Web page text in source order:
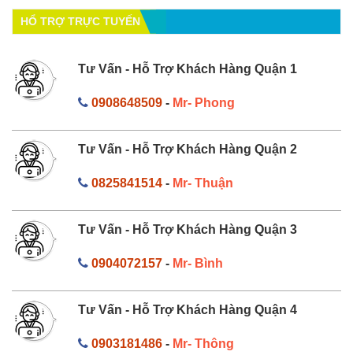
HỔ TRỢ TRỰC TUYẾN
Tư Vấn - Hỗ Trợ Khách Hàng Quận 1
0908648509- Mr- Phong
Tư Vấn - Hỗ Trợ Khách Hàng Quận 2
0825841514- Mr- Thuận
Tư Vấn - Hỗ Trợ Khách Hàng Quận 3
0904072157- Mr- Bình
Tư Vấn - Hỗ Trợ Khách Hàng Quận 4
0903181486- Mr- Thông